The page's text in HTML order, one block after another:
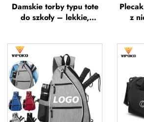
Damskie torby typu tote
do szkoły – lekkie,
na otwartym powietrzu,
miękkie torebki ręczne do
biura, wodoodporne
torby typu tote z poliestru
z
do